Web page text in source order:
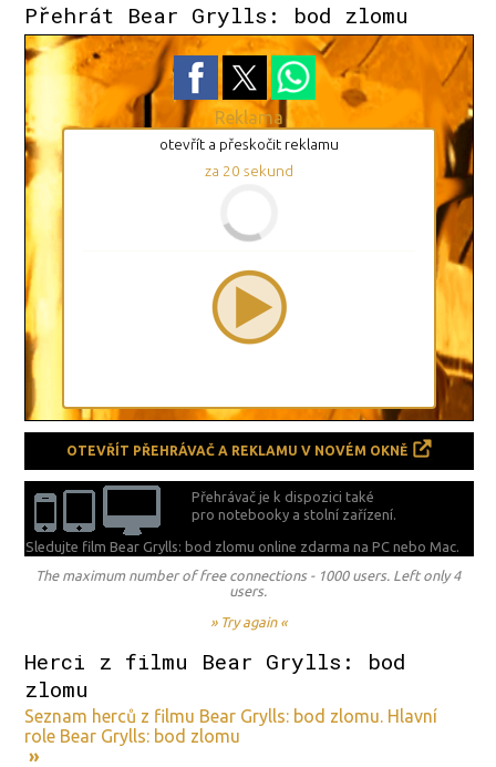
Přehrát Bear Grylls: bod zlomu
Reklama
otevřít a přeskočit reklamu
za 19 sekund
OTEVŘÍT PŘEHRÁVAČ A REKLAMU V NOVÉM OKNĚ
Přehrávač je k dispozici také
pro notebooky a stolní zařízení.
Sledujte film Bear Grylls: bod zlomu online zdarma naPC nebo Mac.
The maximum number of free connections - 1000 users. Left only 4
users.
» Try again «
Herci z filmu Bear Grylls: bod
zlomu
Seznam herců z filmu Bear Grylls: bod zlomu. Hlavní
role Bear Grylls: bod zlomu
»